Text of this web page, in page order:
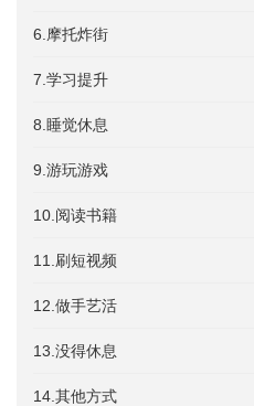
6.摩托炸街
7.学习提升
8.睡觉休息
9.游玩游戏
10.阅读书籍
11.刷短视频
12.做手艺活
13.没得休息
14.其他方式